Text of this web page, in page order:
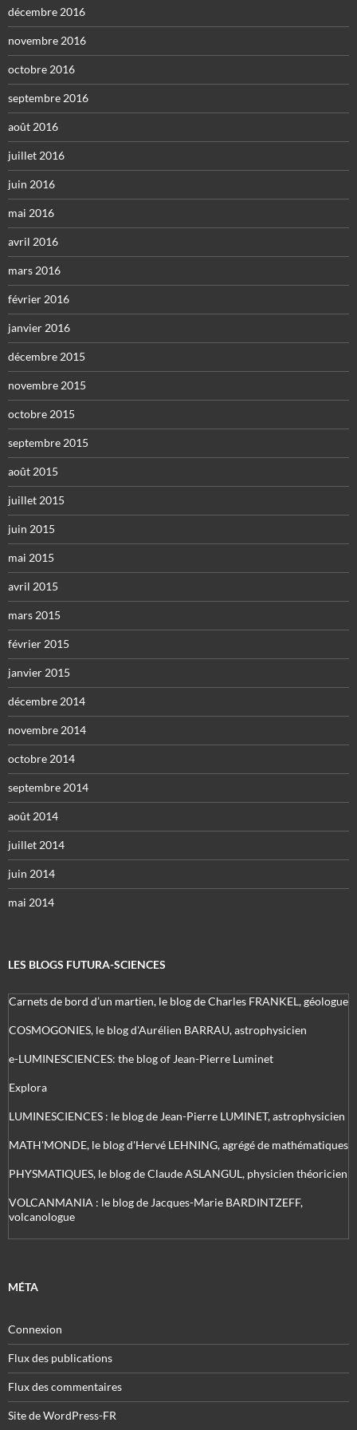
décembre 2016
novembre 2016
octobre 2016
septembre 2016
août 2016
juillet 2016
juin 2016
mai 2016
avril 2016
mars 2016
février 2016
janvier 2016
décembre 2015
novembre 2015
octobre 2015
septembre 2015
août 2015
juillet 2015
juin 2015
mai 2015
avril 2015
mars 2015
février 2015
janvier 2015
décembre 2014
novembre 2014
octobre 2014
septembre 2014
août 2014
juillet 2014
juin 2014
mai 2014
LES BLOGS FUTURA-SCIENCES
Carnets de bord d’un martien, le blog de Charles FRANKEL, géologue
COSMOGONIES, le blog d'Aurélien BARRAU, astrophysicien
e-LUMINESCIENCES: the blog of Jean-Pierre Luminet
Explora
LUMINESCIENCES : le blog de Jean-Pierre LUMINET, astrophysicien
MATH'MONDE, le blog d'Hervé LEHNING, agrégé de mathématiques
PHYSMATIQUES, le blog de Claude ASLANGUL, physicien théoricien
VOLCANMANIA : le blog de Jacques-Marie BARDINTZEFF,
volcanologue
MÉTA
Connexion
Flux des publications
Flux des commentaires
Site de WordPress-FR